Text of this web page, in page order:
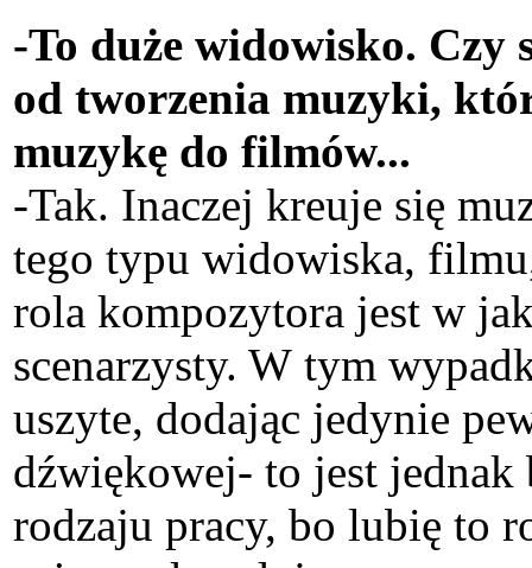
-To duże widowisko. Czy
od tworzenia muzyki,
muzykę do filmów...
-Tak. Inaczej kreuje się
tego typu widowiska,
rola kompozytora jest w
scenarzysty. W tym
uszyte, dodając jedynie
dźwiękowej- to jest jednak
rodzaju pracy, bo lubię to